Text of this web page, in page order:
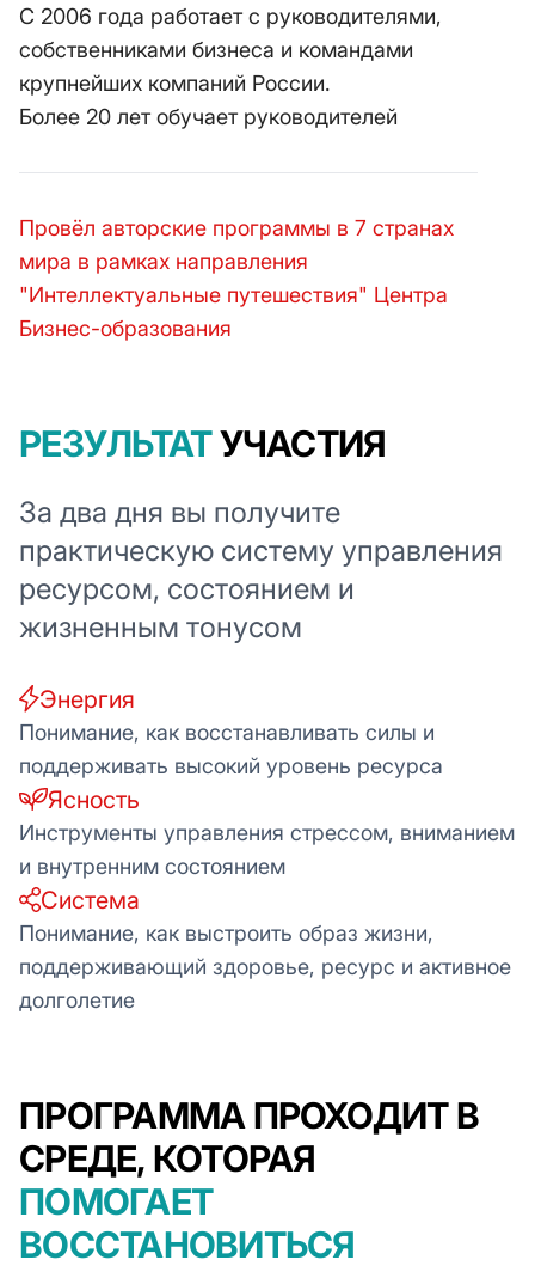
С 2006 года работает с руководителями,
собственниками бизнеса и командами
крупнейших компаний России.
Более 20 лет обучает руководителей
Провёл авторские программы в 7 странах
мира в рамках направления
"Интеллектуальные путешествия" Центра
Бизнес-образования
РЕЗУЛЬТАТУЧАСТИЯ
За два дня вы получите
практическую систему управления
ресурсом, состоянием и
жизненным тонусом
Энергия
Понимание, как восстанавливать силы и
поддерживать высокий уровень ресурса
Ясность
Инструменты управления стрессом, вниманием
и внутренним состоянием
Система
Понимание, как выстроить образ жизни,
поддерживающий здоровье, ресурс и активное
долголетие
ПРОГРАММА ПРОХОДИТ В
СРЕДЕ, КОТОРАЯ
ПОМОГАЕТ
ВОССТАНОВИТЬСЯ